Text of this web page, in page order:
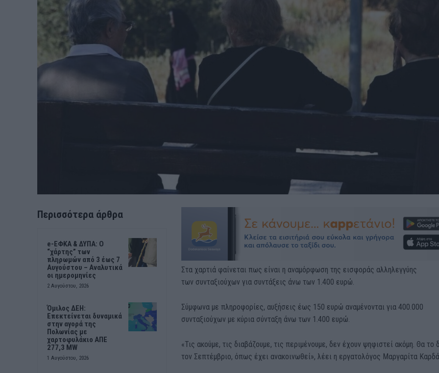
Περισσότερα άρθρα
e-ΕΦΚΑ & ΔΥΠΑ: Ο
“χάρτης” των
πληρωμών από 3 έως 7
Αυγούστου – Αναλυτικά
οι ημερομηνίες
2 Αυγούστου, 2026
Όμιλος ΔΕΗ:
Επεκτείνεται δυναμικά
στην αγορά της
Πολωνίας με
χαρτοφυλάκιο ΑΠΕ
277,3 MW
1 Αυγούστου, 2026
Στα χαρτιά φαίνεται πως είναι η αναμόρφωση της εισφοράς αλληλεγγύης
των συνταξιούχων για συντάξεις άνω των 1.400 ευρώ.
Σύμφωνα με πληροφορίες, αυξήσεις έως 150 ευρώ αναμένονται για 400.000
συνταξιούχων με κύρια σύνταξη άνω των 1.400 ευρώ.
«Τις ακούμε, τις διαβάζουμε, τις περιμένουμε, δεν έχουν ψηφιστεί ακόμη. Θα το
τον Σεπτέμβριο, όπως έχει ανακοινωθεί», λέει η εργατολόγος Μαργαρίτα